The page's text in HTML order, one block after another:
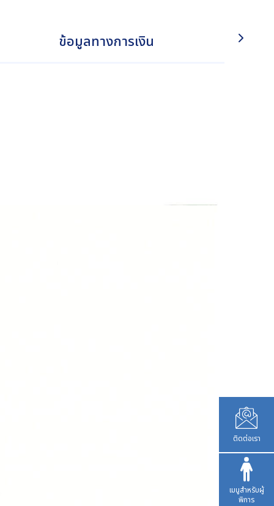
ติดต่อเรา
เมนูสำหรับผู้
พิการ
ข้อมูลทางการเงิน